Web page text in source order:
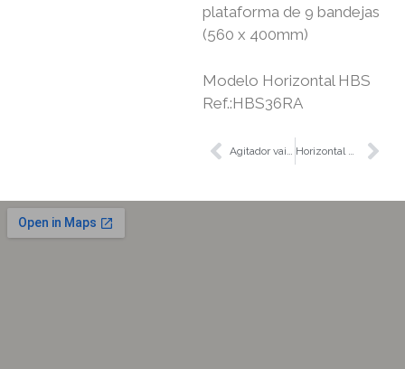
plataforma de 9 bandejas
(560 x 400mm)
Modelo Horizontal HBS
Ref.:HBS36RA
Agitador vaivén pequeño RSLAB-7 Horizontal MiniE